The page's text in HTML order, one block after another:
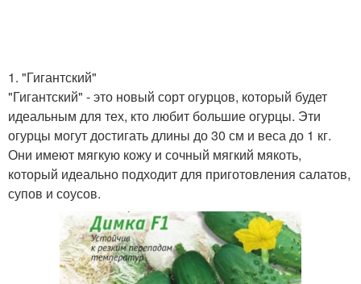
Огурцов в зимние
месяцы
огурцов
Огурцов с пучковой
завязью
1. "Гигантский"
"Гигантский" - это новый сорт огурцов, который будет
идеальным для тех, кто любит большие огурцы. Эти
огурцы могут достигать длины до 30 см и веса до 1 кг.
Они имеют мягкую кожу и сочный мягкий мякоть,
который идеально подходит для приготовления салатов,
супов и соусов.